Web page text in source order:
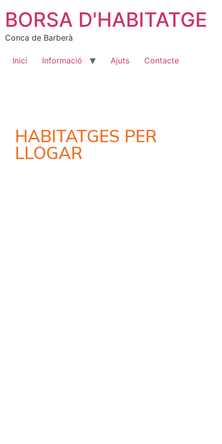
BORSA D'HABITATGE
Conca de Barberà
Inici Informació Ajuts Contacte
HABITATGES PER
LLOGAR